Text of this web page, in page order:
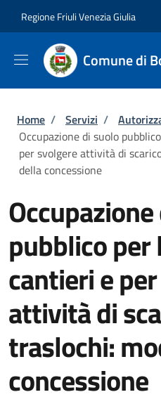
Regione Friuli Venezia Giulia
Comune di
Briciole di
Home / Servizi /
Occupazione di suolo
per svolgere attività di
della concessione
pubblico
cantieri e
attività di
traslochi:
concessione